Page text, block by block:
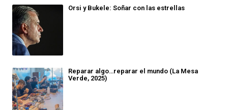
Orsi y Bukele: Soñar con las estrellas
Reparar algo…reparar el mundo (La Mesa
Verde, 2025)